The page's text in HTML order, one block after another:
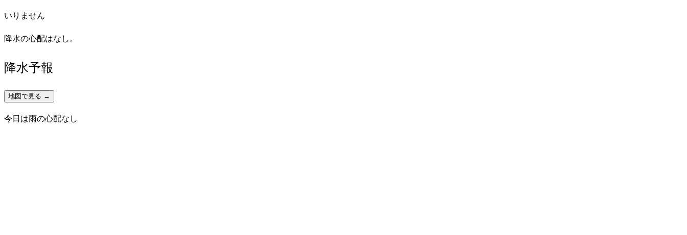
いりません
降水の心配はなし。
降水予報
地図で見る →
今日は雨の心配なし